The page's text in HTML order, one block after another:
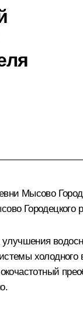
Мысово
Городецкого